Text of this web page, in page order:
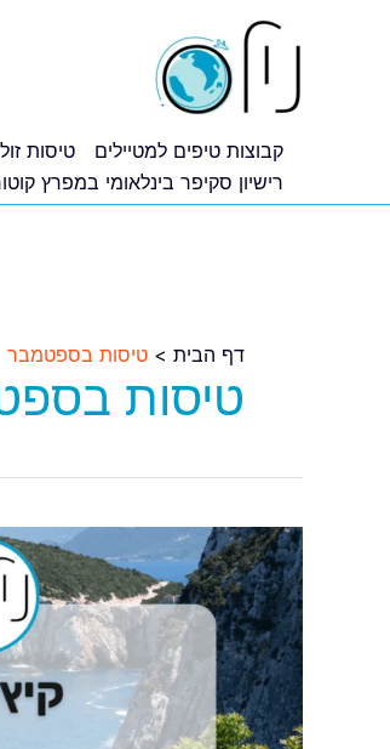
קבוצות טיפים למטיילים טיסות
רישיון סקיפר בינלאומי במפרץ
דף הבית טיסות בספטמבר
טיסות
טיסות
ישירות
ללפקדה
המרתקת
–
האי
עם